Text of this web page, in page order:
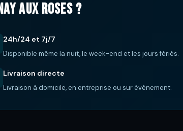
aux Roses ?
24h/24 et 7j/7
Disponible même la nuit, le week-end et les jours fériés.
Livraison directe
Livraison à domicile, en entreprise ou sur événement.